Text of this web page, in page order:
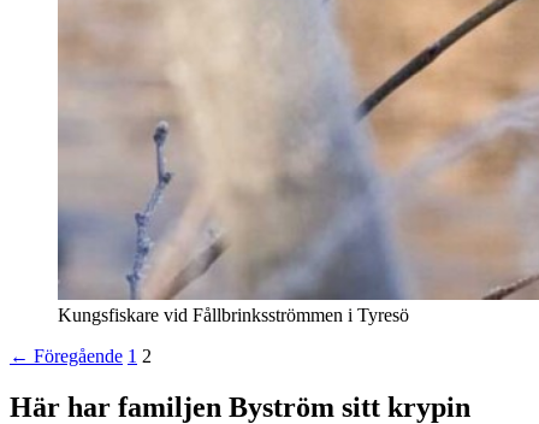
Kungsfiskare vid Fållbrinksströmmen i Tyresö
Inläggsnavigering
← Föregående 1 2
Här har familjen Byström sitt krypin